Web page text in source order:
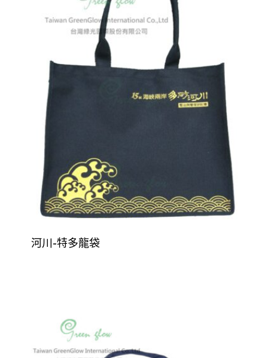
河川-特多龍袋